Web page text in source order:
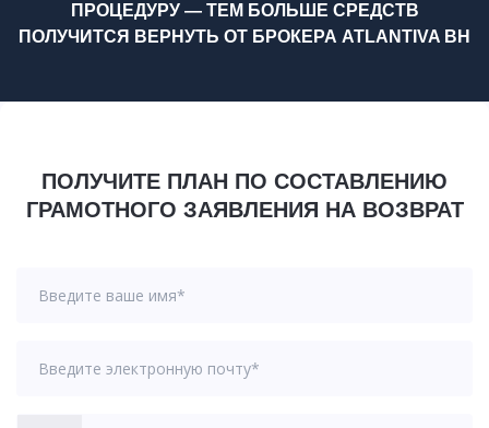
ПРОЦЕДУРУ — ТЕМ БОЛЬШЕ СРЕДСТВ
ПОЛУЧИТСЯ ВЕРНУТЬ ОТ БРОКЕРА ATLANTIVA BH
ПОЛУЧИТЕ ПЛАН ПО СОСТАВЛЕНИЮ
ГРАМОТНОГО ЗАЯВЛЕНИЯ НА ВОЗВРАТ